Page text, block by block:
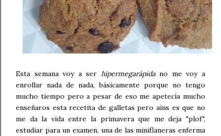
Esta semana voy a ser hipermegarápidano me voy a
enrollar nada de nada, básicamente porque no tengo
mucho tiempo pero a pesar de eso me apetecía mucho
enseñaros esta recetita de galletas pero ains es que no
me da la vida entre la primavera que me deja "plof",
estudiar para un examen, una de las miniflaneras enferma